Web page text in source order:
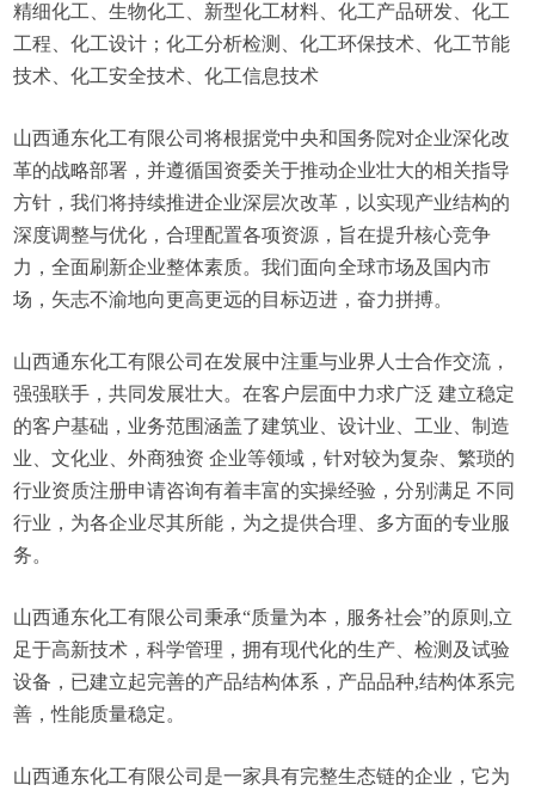
精细化工、生物化工、新型化工材料、化工产品研发、化工
工程、化工设计；化工分析检测、化工环保技术、化工节能
技术、化工安全技术、化工信息技术
山西通东化工有限公司将根据党中央和国务院对企业深化改
革的战略部署，并遵循国资委关于推动企业壮大的相关指导
方针，我们将持续推进企业深层次改革，以实现产业结构的
深度调整与优化，合理配置各项资源，旨在提升核心竞争
力，全面刷新企业整体素质。我们面向全球市场及国内市
场，矢志不渝地向更高更远的目标迈进，奋力拼搏。
山西通东化工有限公司在发展中注重与业界人士合作交流，
强强联手，共同发展壮大。在客户层面中力求广泛 建立稳定
的客户基础，业务范围涵盖了建筑业、设计业、工业、制造
业、文化业、外商独资 企业等领域，针对较为复杂、繁琐的
行业资质注册申请咨询有着丰富的实操经验，分别满足 不同
行业，为各企业尽其所能，为之提供合理、多方面的专业服
务。
山西通东化工有限公司秉承“质量为本，服务社会”的原则,立
足于高新技术，科学管理，拥有现代化的生产、检测及试验
设备，已建立起完善的产品结构体系，产品品种,结构体系完
善，性能质量稳定。
山西通东化工有限公司是一家具有完整生态链的企业，它为